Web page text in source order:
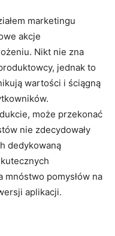
marketingu
akcje
Nikt nie zna
jednak to
wartości i ściągną
może przekonać
nie zdecydowały
dedykowaną
mnóstwo pomysłów na
aplikacji.